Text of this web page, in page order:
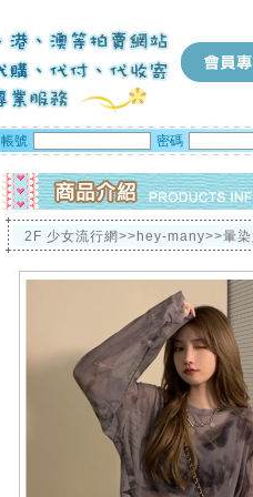
帳號 密碼
2F 少女流行網>>hey-many>>暈